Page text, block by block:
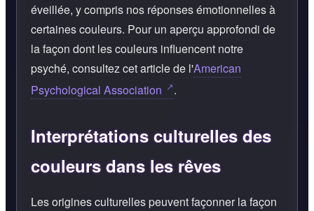
éveillée, y compris nos réponses émotionnelles à
certaines couleurs. Pour un aperçu approfondi de
la façon dont les couleurs influencent notre
psyché, consultez cet article de l'American
Psychological Association
.
Interprétations culturelles des
couleurs dans les rêves
Les origines culturelles peuvent façonner la façon